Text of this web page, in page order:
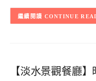
CONTINUE
【淡水景觀餐廳